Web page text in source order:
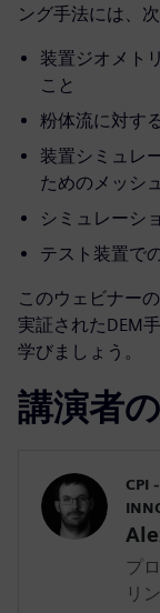
ング手法には、
装置ジオメト
こと
粉体流に対す
装置シミュレ
ためのメッシ
シミュレーシ
テスト装置で
このウェビナー
実証されたDEM
学びましょう。
講演者
CPI
プ
リ